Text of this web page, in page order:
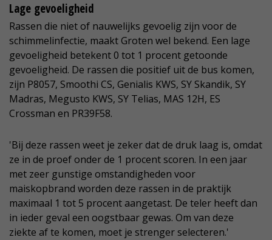
Lage gevoeligheid
Rassen die niet of nauwelijks gevoelig zijn voor de
schimmelinfectie, maakt Groten wel bekend. Een lage
gevoeligheid betekent 0 tot 1 procent getoonde
gevoeligheid. De rassen die positief uit de bus komen,
zijn P8057, Smoothi CS, Genialis KWS, SY Skandik, SY
Madras, Megusto KWS, SY Telias, MAS 12H, ES
Crossman en PR39F58.
'Bij deze rassen weet je zeker dat de druk laag is, omdat
ze in de proef onder de 1 procent scoren. In een jaar
met zeer gunstige omstandigheden voor
maiskopbrand worden deze rassen in de praktijk
maximaal 1 tot 5 procent aangetast. De teler heeft dan
in ieder geval een oogstbaar gewas. Om van deze
ziekte af te komen, moet je strenger selecteren.'